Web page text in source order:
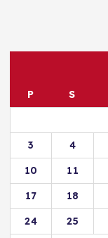
P S
3
4
10
11
17
18
24
25